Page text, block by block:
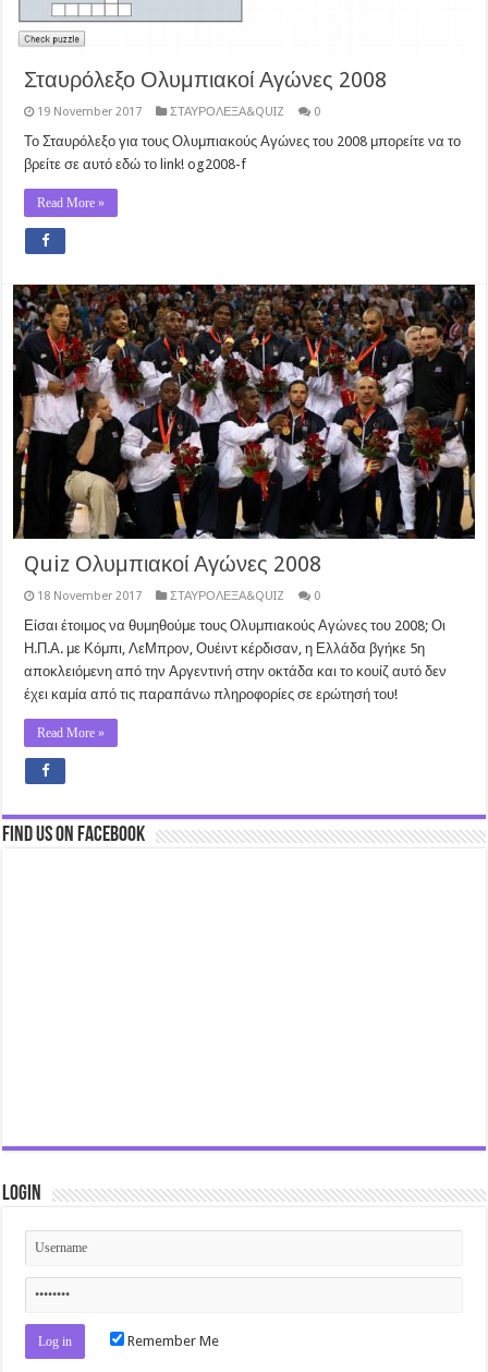
Σταυρόλεξο Ολυμπιακοί Αγώνες 2008
19 November 2017 ΣΤΑΥΡΟΛΕΞΑ&QUIZ 0
Το Σταυρόλεξο για τους Ολυμπιακούς Αγώνες του 2008 μπορείτε να το
βρείτε σε αυτό εδώ το link! og2008-f
Read More »
Quiz Ολυμπιακοί Αγώνες 2008
18 November 2017 ΣΤΑΥΡΟΛΕΞΑ&QUIZ 0
Είσαι έτοιμος να θυμηθούμε τους Ολυμπιακούς Αγώνες του 2008; Οι
Η.Π.Α. με Κόμπι, ΛεΜπρον, Ουέιντ κέρδισαν, η Ελλάδα βγήκε 5η
αποκλειόμενη από την Αργεντινή στην οκτάδα και το κουίζ αυτό δεν
έχει καμία από τις παραπάνω πληροφορίες σε ερώτησή του!
Read More »
Find us on Facebook
Login
Remember Me